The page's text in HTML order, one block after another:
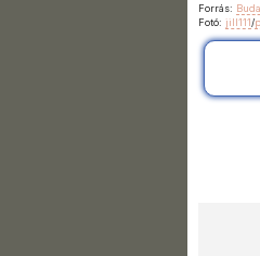
Forrás:
Fotó: jill111/